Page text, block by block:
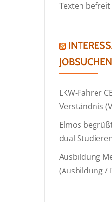
Texten befreit
LKW-Fahrer
Verständnis
Elmos
dual
Ausbildung
(Ausbildung /